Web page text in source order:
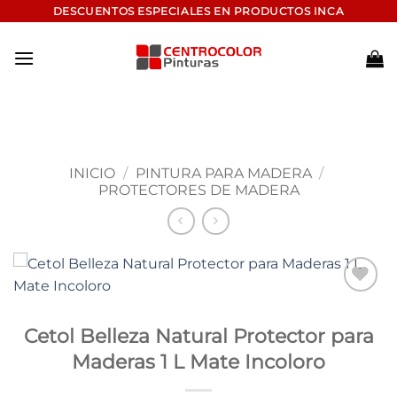
contenido
DESCUENTOS ESPECIALES EN PRODUCTOS INCA
INICIO / PINTURA PARA MADERA /
PROTECTORES DE MADERA
Cetol Belleza Natural Protector para
Maderas 1 L Mate Incoloro